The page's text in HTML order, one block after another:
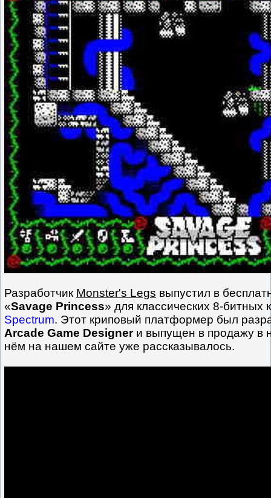
Разработчик Monster's Legs выпустил в
«Savage Princess» для классических 8-битных
Spectrum. Этот криповый платформер был
Arcade Game Designerи выпущен в продажу в
нём на нашем сайте уже рассказывалось.